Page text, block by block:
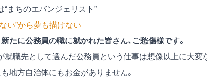
“まちのエバンジェリスト”
い”から夢も描けない
新たに公務員の職に就かれた皆さん、ご愁傷様です。
就職先として選んだ公務員という仕事は想像以上に大変
も地方自治体にもお金がありません。